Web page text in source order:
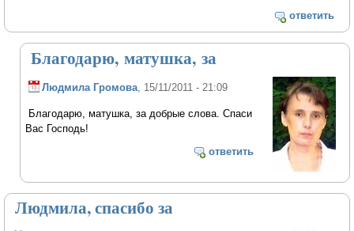
ответить
Благодарю, матушка, за
Людмила Громова, 15/11/2011 - 21:09
Благодарю, матушка, за добрые слова. Спаси
Вас Господь!
ответить
Людмила, спасибо за